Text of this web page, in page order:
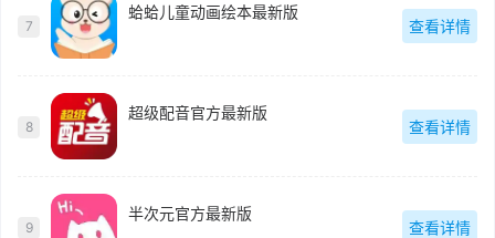
7
蛤蛤儿童动画绘本最新版
查看详情
8
超级配音官方最新版
查看详情
9
半次元官方最新版
查看详情